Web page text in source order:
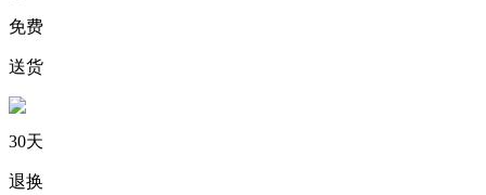
免费
送货
30天
退换